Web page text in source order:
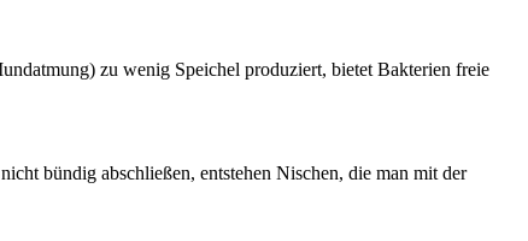
zu wenig Speichel produziert, bietet Bakterien freie
bündig abschließen, entstehen Nischen, die man mit der